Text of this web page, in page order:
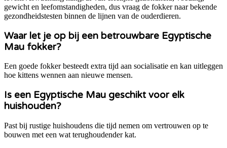
gewicht en leefomstandigheden, dus vraag de fokker naar bekende
gezondheidstesten binnen de lijnen van de ouderdieren.
Waar let je op bij een betrouwbare Egyptische
Mau fokker?
Een goede fokker besteedt extra tijd aan socialisatie en kan uitleggen
hoe kittens wennen aan nieuwe mensen.
Is een Egyptische Mau geschikt voor elk
huishouden?
Past bij rustige huishoudens die tijd nemen om vertrouwen op te
bouwen met een wat terughoudender kat.